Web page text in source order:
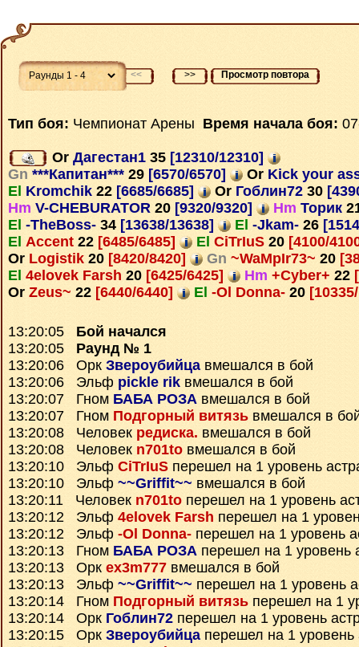
<< >> Просмотр повтора
Тип боя: Чемпионат Арены Время начала боя:
Or Дагестан1 35 [12310/12310]
Gn ***Капитан*** 29 [6570/6570] Or Kick your
El Kromchik 22 [6685/6685] Or Гоблин72 30
Hm V-CHEBURATOR 20 [9320/9320] Hm Торик
El -TheBoss- 34 [13638/13638] El -Jkam- 26
El Accent 22 [6485/6485] El CiTrIuS 20 [4100/
Or Logistik 20 [8420/8420] Gn ~WaMpIr73~ 20
El 4elovek Farsh 20 [6425/6425] Hm +Cyber+ 22
Or Zeus~ 22 [6440/6440] El -Ol Donna- 20
13:20:05 Бой начался
13:20:05 Раунд № 1
13:20:06 Орк Звероубийцавмешался в бой
13:20:06 Эльф pickle rik вмешался в бой
13:20:07 Гном БАБА РОЗА вмешался в бой
13:20:07 Гном Подгорный витязь вмешался в
13:20:08 Человек редиска. вмешался в бой
13:20:08 Человек n701to вмешался в бой
13:20:10 Эльф CiTrIuS перешел на 1 уровень
13:20:10 Эльф ~~Griffit~~ вмешался в бой
13:20:11 Человек n701to перешел на 1 уровень
13:20:12 Эльф 4elovek Farsh перешел на 1
13:20:12 Эльф -Ol Donna- перешел на 1 уровень
13:20:13 Гном БАБА РОЗА перешел на 1 уровень
13:20:13 Орк ex3m777 вмешался в бой
13:20:13 Эльф ~~Griffit~~ перешел на 1 уровень
13:20:14 Гном Подгорный витязь перешел на 1
13:20:14 Орк Гоблин72 перешел на 1 уровень
13:20:15 Орк Звероубийцаперешел на 1 уровень